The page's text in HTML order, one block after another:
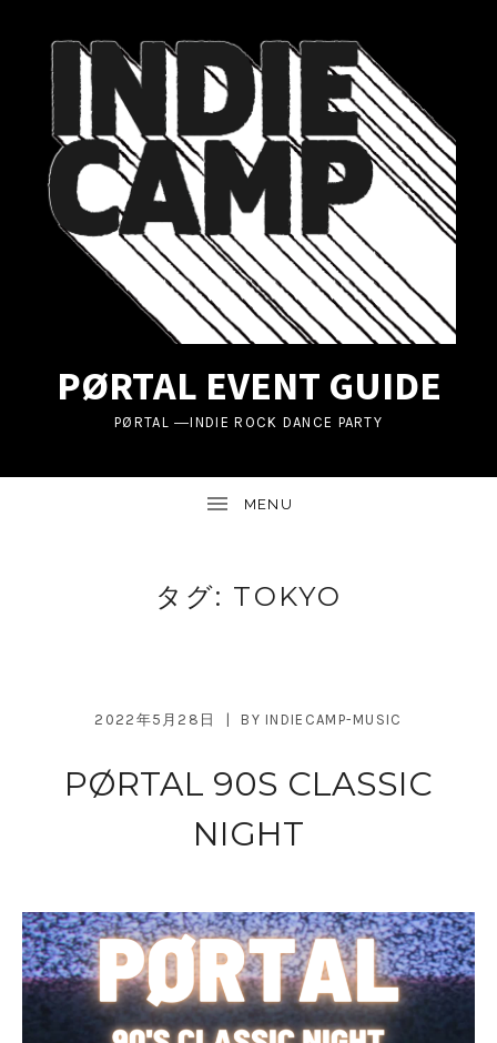
PØRTAL EVENT GUIDE
PØRTAL ―INDIE ROCK DANCE PARTY
タグ: TOKYO
PØRTAL 90S CLASSIC
NIGHT
2022年5月28日 BY INDIECAMP-MUSIC